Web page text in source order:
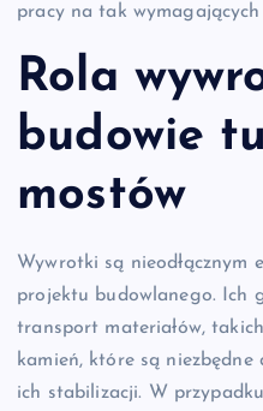
pracy na tak
Rola
budowie
mostów
Wywrotki są nieodłącznym
projektu budowlanego. Ich
transport materiałów,
kamień, które są
ich stabilizacji. W